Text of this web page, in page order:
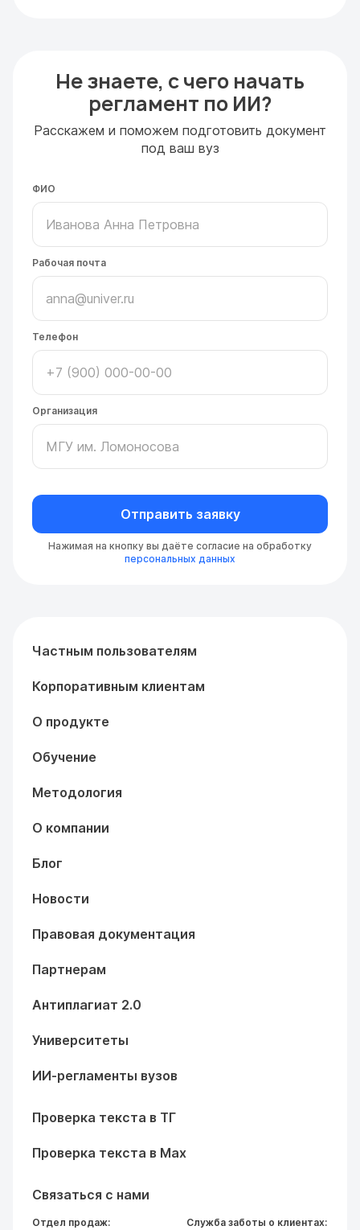
Не знаете, с чего начать
регламент по ИИ?
Расскажем и поможем подготовить документ
под ваш вуз
ФИО
Рабочая почта
Телефон
Организация
Отправить заявку
Нажимая на кнопку вы даёте согласие на обработку
персональных данных
Частным пользователям
Корпоративным клиентам
О продукте
Обучение
Методология
О компании
Блог
Новости
Правовая документация
Партнерам
Антиплагиат 2.0
Университеты
ИИ-регламенты вузов
Проверка текста в ТГ
Проверка текста в Max
Связаться с нами
Отдел продаж: Служба заботы о клиентах: